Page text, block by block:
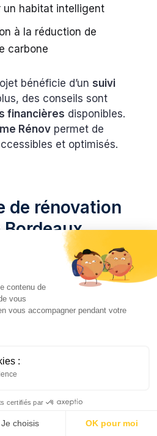
un habitat intelligent
à la réduction de
carbone
bénéficie d’unsuivi
des conseils sont
financières disponibles.
Rénov permet de
et optimisés.
de rénovation
Bordeaux
énergétique
habitations locales. Elle
et le confort
fondatrice passionnée,
et innovantes.
ainsi moderne et
performance et
et économe
en
valeur votre bien
contenu de
vous
vous accompagner pendant votre
:
certifiés par
Je choisis OK pour moi